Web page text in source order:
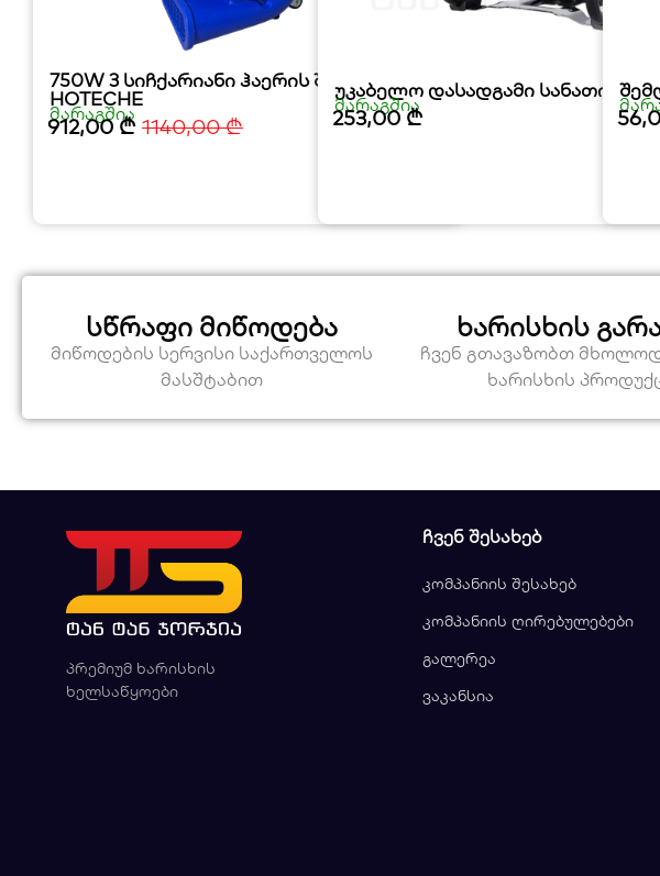
750W 3 სიჩქარიანი ჰაერის შემბერი
HOTECHE
მარაგშია
912,00₾ 1140,00₾
უკაბელო დასადგამი სანათი
მარაგშია
253,00₾
სწრაფი მიწოდება
მიწოდების სერვისი საქართველოს
მასშტაბით
ხარისხის
ჩვენ გთავაზობთ
ხარისხის
პრემიუმ ხარისხის
ხელსაწყოები
ᲩᲕᲔᲜ ᲨᲔᲡᲐᲮᲔᲑ
კომპანიის შესახებ
კომპანიის ღირებულებები
გალერეა
ვაკანსია